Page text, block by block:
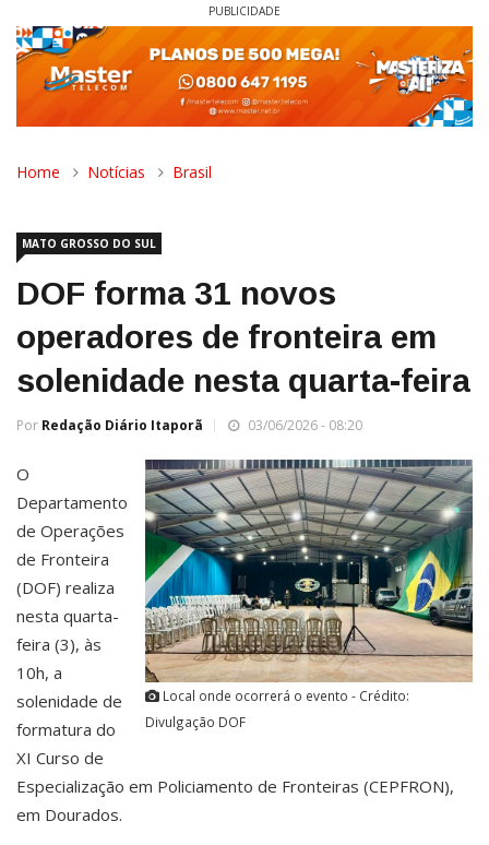
PUBLICIDADE
Home Notícias Brasil
MATO GROSSO DO SUL
DOF forma 31 novos
operadores de fronteira em
solenidade nesta quarta-feira
Por Redação Diário Itaporã 03/06/2026 - 08:20
Local onde ocorrerá o evento - Crédito:
Divulgação DOF
O
Departamento
de Operações
de Fronteira
(DOF) realiza
nesta quarta-
feira (3), às
10h, a
solenidade de
formatura do
XI Curso de
Especialização em Policiamento de Fronteiras (CEPFRON),
em Dourados.